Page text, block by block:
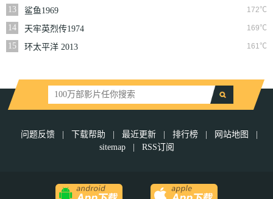
13
172℃
鲨鱼1969
14
169℃
天牢英烈传1974
15
161℃
环太平洋 2013
问题反馈 下载帮助 最近更新 排行榜 网站地图
sitemap
RSS订阅